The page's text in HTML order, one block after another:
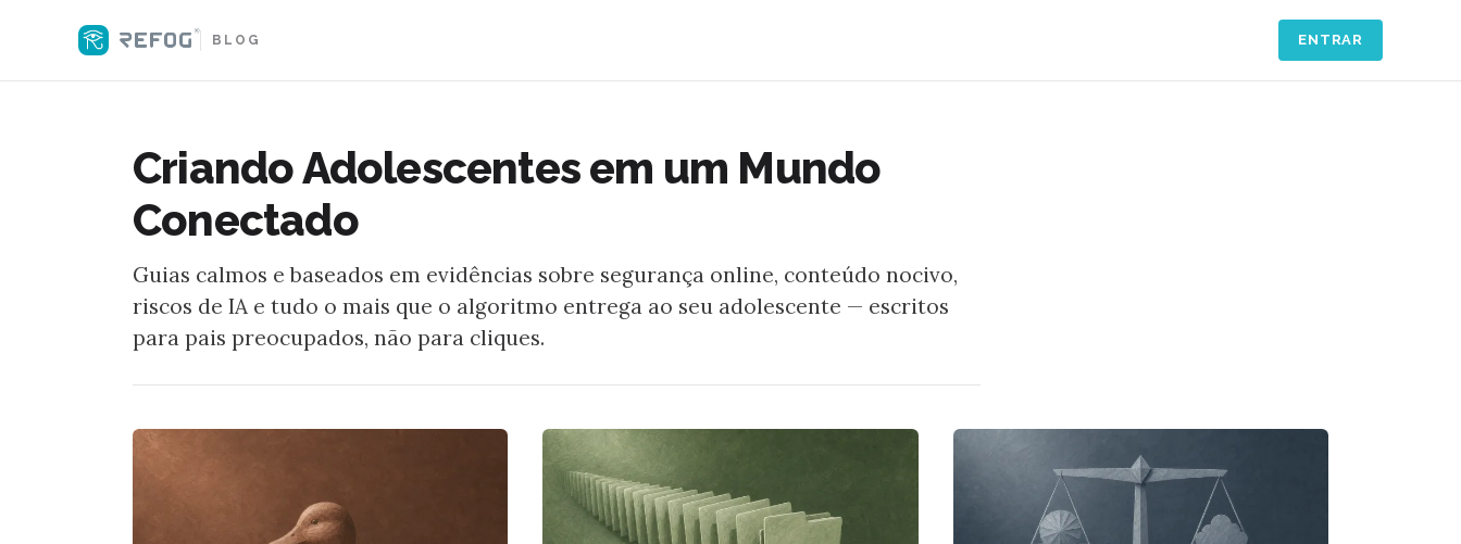
BLOG ENTRAR
Criando Adolescentes em um Mundo
Conectado
Guias calmos e baseados em evidências sobre segurança online, conteúdo nocivo,
riscos de IA e tudo o mais que o algoritmo entrega ao seu adolescente — escritos
para pais preocupados, não para cliques.